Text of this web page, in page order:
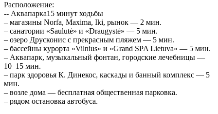
Расположение:
-- Аквапарка15 минут ходьбы
– магазины Norfa, Maxima, Iki, рынок — 2 мин.
– санатории «Saulutė» и «Draugystė» — 5 мин.
– озеро Друсконис с прекрасным пляжем — 5 мин.
– бассейны курорта «Vilnius» и «Grand SPA Lietuva» — 5 мин.
– Аквапарк, музыкальный фонтан, городские лечебницы —
10–15 мин.
– парк здоровья К. Динекос, каскады и банный комплекс — 5
мин.
– возле дома — бесплатная общественная парковка.
– рядом остановка автобуса.